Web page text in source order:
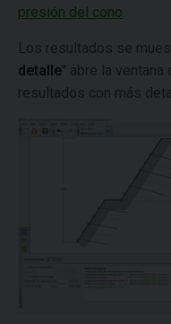
presión del cono
Los resultados se
detalle" abre la ventana
resultados con más